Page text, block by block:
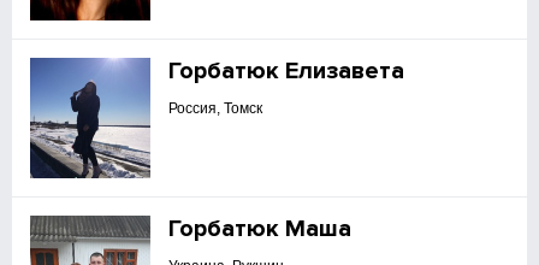
Горбатюк Елизавета
Россия, Томск
Горбатюк Маша